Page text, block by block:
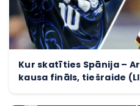
Kur skatīties Spānija –
kausa fināls, tiešraide